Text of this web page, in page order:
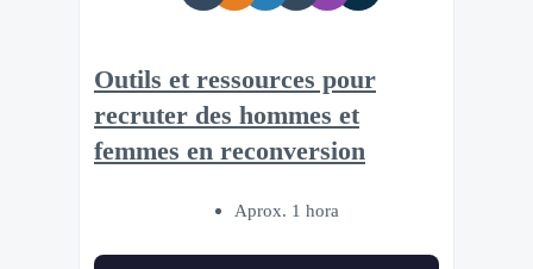
Outils et ressources pour
recruter des hommes et
femmes en reconversion
Aprox. 1 hora